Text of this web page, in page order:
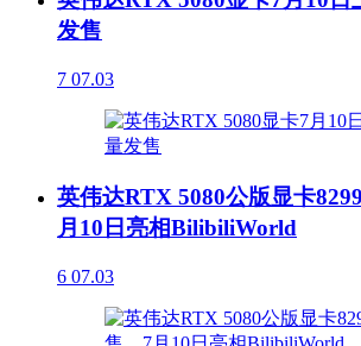
发售
7 07.03
英伟达RTX 5080公版显卡
月10日亮相BilibiliWorld
6 07.03